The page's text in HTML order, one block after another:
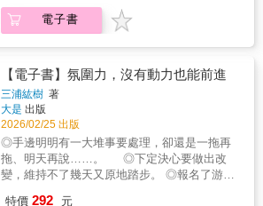
每月的表格標記，逐步檢視自己的進步。你不
必重讀《原子習慣》，也不必填滿每一頁。這
不是考試，而是為自己打造的實驗室。只要你
願意開始，1%的複利效應就會從今天起跑。無
論是個人成長、職場效率、健康管理、親職教
育、甚至是教練指導，這本書都能幫你：每天
1%的改變，做到你想做的事，成為你想成為的
人！【作者的話】撰寫《原子習慣》時，我無
法想像現在達到的驚人成就。《原子習慣》已
經成為一種現象，它有了獨立的生命力，全球
數百萬讀者擁抱核心訊息：微小改變會在複利
效應下累積為非凡成果。「《原子習慣》把我
壞習慣一併施行，成為你想要的「身分認
同」。‧習慣追蹤器：精心設計簡易每日、每月
的表格標記，逐步檢視自己的進步。你不必重
考試，而是為自己打造的實驗室。只要你願意
開始，1%的複利效應就會從今天起跑。無論是
個人成長、職場效率、健康管理、親職教育、
甚至是教練指導，這本書都能幫你：每天1%的
改變，做到你想做的事，成為你想成為的人！
【作者的話】撰寫《原子習慣》時，我無法想
像現在達到的驚人成就。《原子習慣》已經成
不起勁」的上班族， 人生的唯一目標就是每天
準時下班。 在旁人眼中一直耍廢的他，幾年
域； 並於2017年成立創業社群，累積幫助超
過3,000名成功案例。 大家都以為他變努力了
──其實並沒有。 即使到現在，作者仍自認愛偷
懶，遇到困難總想放棄先去睡一覺再說。 這份
缺乏動力的心態，從以前到現在一點也沒
變。 為什麼他仍然創業成功、事業還越做
越大？ 作者認為，90％的人都誤解了「動力」
的來源。 動力並非源自個人努力或堅持， 而
是源於──氛圍力：置身於能推動自己往前衝的
電子書
【電子書】氛圍力，沒有動力也能前進
三浦紘樹 著
大是 出版
2026/02/25 出版
◎手邊明明有一大堆事要處理，卻還是一拖再
拖、明天再說……。 ◎下定決心要做出改
變，維持不了幾天又原地踏步。 ◎報名了游泳
特價 292 元